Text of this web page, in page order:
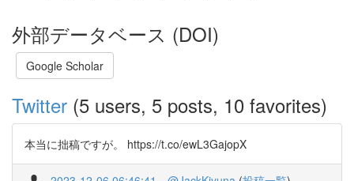
外部データベース (DOI)
Google Scholar
Twitter (5 users, 5 posts, 10 favorites)
本当に拙稿ですが。 https://t.co/ewL3GajopX